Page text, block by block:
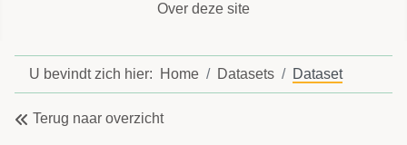
Over deze site
U bevindt zich hier: Home Datasets Dataset
Terug naar overzicht